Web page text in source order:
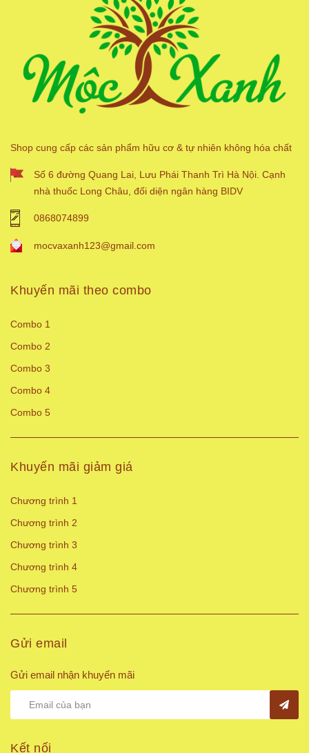
Shop cung cấp các sản phẩm hữu cơ & tự nhiên không hóa chất
Số 6 đường Quang Lai, Lưu Phái Thanh Trì Hà Nội. Cạnh
nhà thuốc Long Châu, đối diện ngân hàng BIDV
0868074899
mocvaxanh123@gmail.com
Khuyến mãi theo combo
Combo 1
Combo 2
Combo 3
Combo 4
Combo 5
Khuyến mãi giảm giá
Chương trình 1
Chương trình 2
Chương trình 3
Chương trình 4
Chương trình 5
Gửi email
Gửi email nhận khuyến mãi
Kết nối